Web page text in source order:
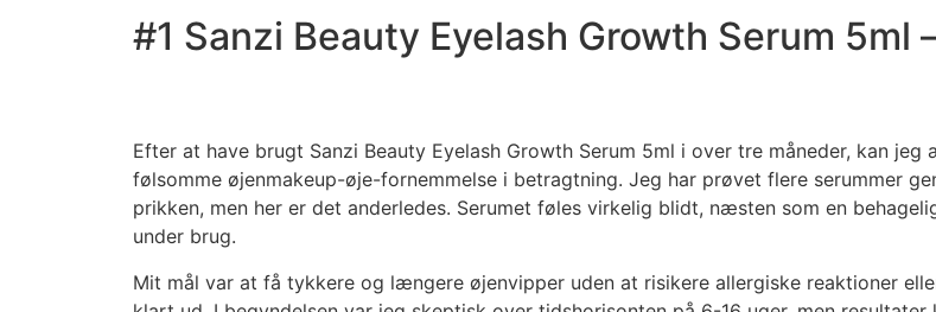
#1 Sanzi Beauty Eyelash Growth Serum 5ml
Efter at have brugt Sanzi Beauty Eyelash Growth Serum 5ml i over tre måneder, kan
følsomme øjenmakeup-øje-fornemmelse i betragtning. Jeg har prøvet flere serummer
prikken, men her er det anderledes. Serumet føles virkelig blidt, næsten som en
under brug.
Mit mål var at få tykkere og længere øjenvipper uden at risikere allergiske reaktioner